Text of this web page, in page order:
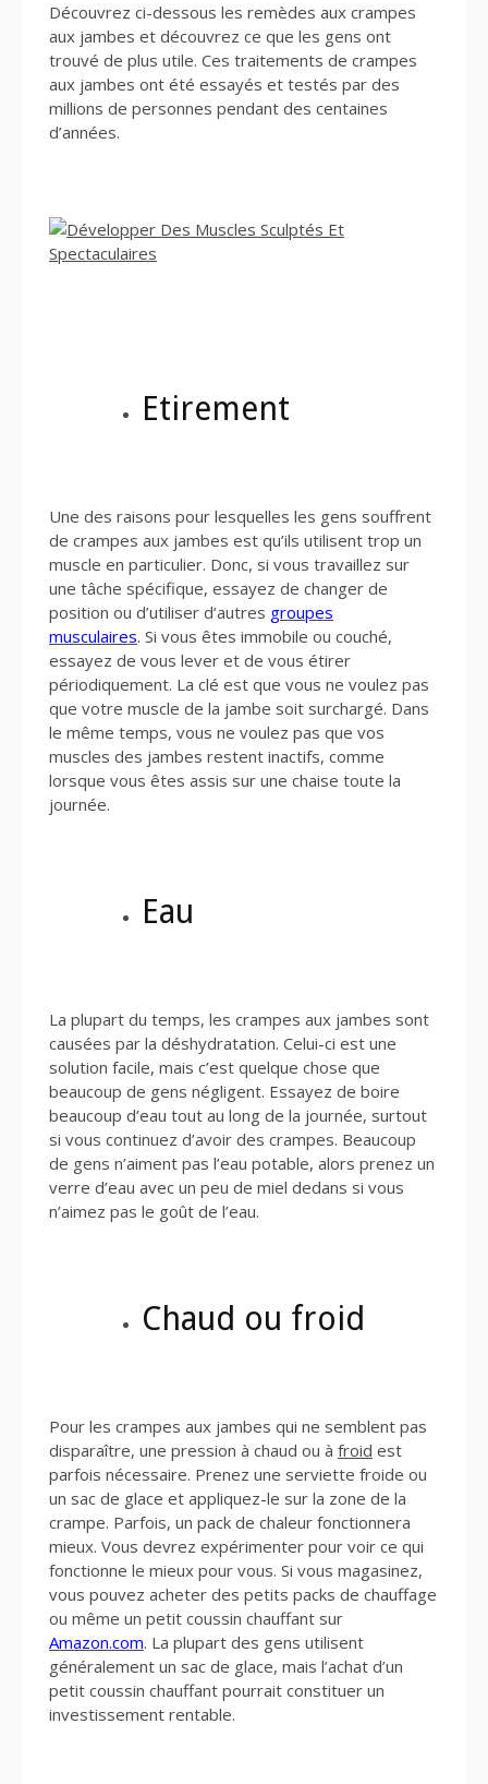
Découvrez ci-dessous les remèdes aux crampes
aux jambes et découvrez ce que les gens ont
trouvé de plus utile. Ces traitements de crampes
aux jambes ont été essayés et testés par des
millions de personnes pendant des centaines
d’années.
Etirement
Une des raisons pour lesquelles les gens souffrent
de crampes aux jambes est qu’ils utilisent trop un
muscle en particulier. Donc, si vous travaillez sur
une tâche spécifique, essayez de changer de
position ou d’utiliser d’autres groupes
musculaires. Si vous êtes immobile ou couché,
essayez de vous lever et de vous étirer
périodiquement. La clé est que vous ne voulez pas
que votre muscle de la jambe soit surchargé. Dans
le même temps, vous ne voulez pas que vos
muscles des jambes restent inactifs, comme
lorsque vous êtes assis sur une chaise toute la
journée.
Eau
La plupart du temps, les crampes aux jambes sont
causées par la déshydratation. Celui-ci est une
solution facile, mais c’est quelque chose que
beaucoup de gens négligent. Essayez de boire
beaucoup d’eau tout au long de la journée, surtout
si vous continuez d’avoir des crampes. Beaucoup
de gens n’aiment pas l’eau potable, alors prenez un
verre d’eau avec un peu de miel dedans si vous
n’aimez pas le goût de l’eau.
Chaud ou froid
Pour les crampes aux jambes qui ne semblent pas
disparaître, une pression à chaud ou à froid est
parfois nécessaire. Prenez une serviette froide ou
un sac de glace et appliquez-le sur la zone de la
crampe. Parfois, un pack de chaleur fonctionnera
mieux. Vous devrez expérimenter pour voir ce qui
fonctionne le mieux pour vous. Si vous magasinez,
vous pouvez acheter des petits packs de chauffage
ou même un petit coussin chauffant sur
Amazon.com. La plupart des gens utilisent
généralement un sac de glace, mais l’achat d’un
petit coussin chauffant pourrait constituer un
investissement rentable.